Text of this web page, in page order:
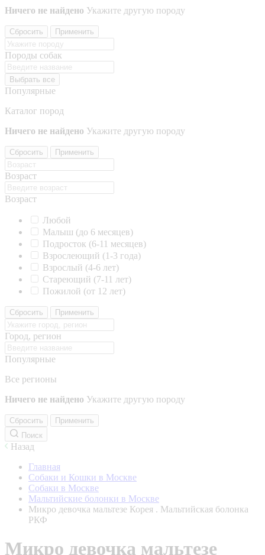
Ничего не найдено Укажите другую породу
Сбросить Применить
Породы собак
Выбрать все
Популярные
Каталог пород
Ничего не найдено Укажите другую породу
Сбросить Применить
Возраст
Возраст
Любой
Малыш (до 6 месяцев)
Подросток (6-11 месяцев)
Взрослеющий (1-3 года)
Взрослый (4-6 лет)
Стареющий (7-11 лет)
Пожилой (от 12 лет)
Сбросить Применить
Город, регион
Популярные
Все регионы
Ничего не найдено Укажите другую породу
Сбросить
Применить
Поиск
Назад
Главная
Собаки и Кошки в Москве
Собаки в Москве
Мальтийские болонки в Москве
Микро девочка мальтезе Корея . Мальтийская болонка
РКФ
Микро девочка мальтезе